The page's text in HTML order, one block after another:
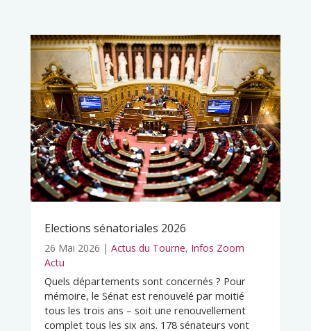
Elections sénatoriales 2026
26 Mai 2026 | Actus du Tourne, Infos Zoom
Actu
Quels départements sont concernés ? Pour
mémoire, le Sénat est renouvelé par moitié
tous les trois ans – soit une renouvellement
complet tous les six ans. 178 sénateurs vont